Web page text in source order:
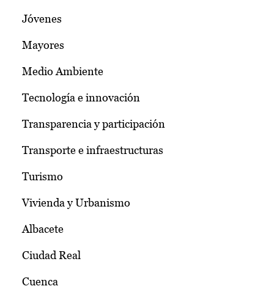
Jóvenes
Mayores
Medio Ambiente
Tecnología e innovación
Transparencia y participación
Transporte e infraestructuras
Turismo
Vivienda y Urbanismo
Albacete
Ciudad Real
Cuenca